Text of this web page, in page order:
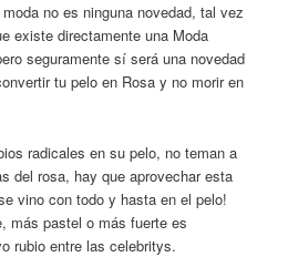
no es ninguna novedad, tal vez
existe directamente una Moda
seguramente sí será una novedad
tu pelo en Rosa y no morir en
radicales en su pelo, no teman a
del rosa, hay que aprovechar esta
vino con todo y hasta en el pelo!
más pastel o más fuerte es
rubio entre las celebritys.